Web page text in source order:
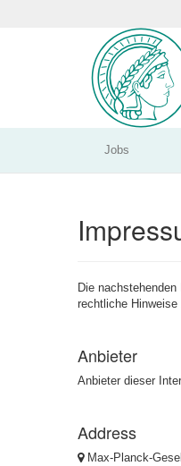
Jobs
Die
rechtliche
Anbieter
Anbieter dieser
Address
Max-Planck-